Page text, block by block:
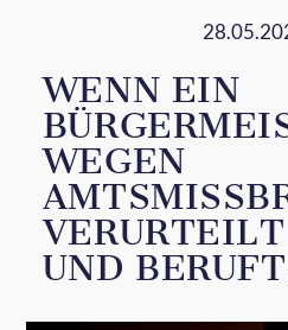
WENN EIN
WEGEN
UND